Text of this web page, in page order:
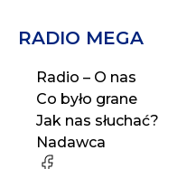
RADIO MEGA
Radio – O nas
Co było grane
Jak nas słuchać?
Nadawca
FB